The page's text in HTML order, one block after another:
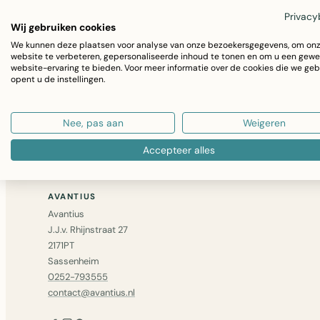
Niet gevonden wat u zocht? Bel ons op0252 –
bericht— we zoeken het voor u op.
GA VERDER MET WINKELEN
AVANTIUS
Avantius
J.J.v. Rhijnstraat 27
2171PT
Sassenheim
0252-793555
contact@avantius.nl
Wij gebruiken cookies
We kunnen deze plaatsen voor analyse van onze bezoekersgegevens, om
website te verbeteren, gepersonaliseerde inhoud te tonen en om u een
website-ervaring te bieden. Voor meer informatie over de cookies die we
opent u de instellingen.
Nee, pas aan Weigeren
Accepteer alles